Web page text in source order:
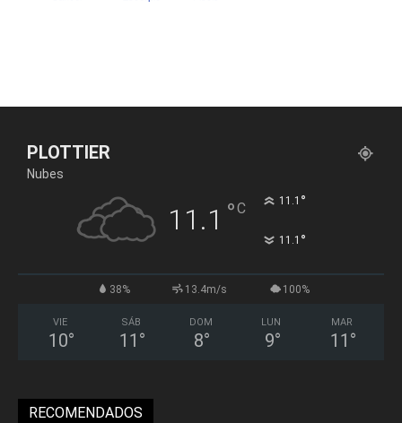
PLOTTIER
Nubes
11.1 °C 11.1 °
11.1 °
38% 13.4m/s 100%
VIE
10°
SÁB
11 °
DOM
8°
LUN
9°
MAR
11 °
RECOMENDADOS